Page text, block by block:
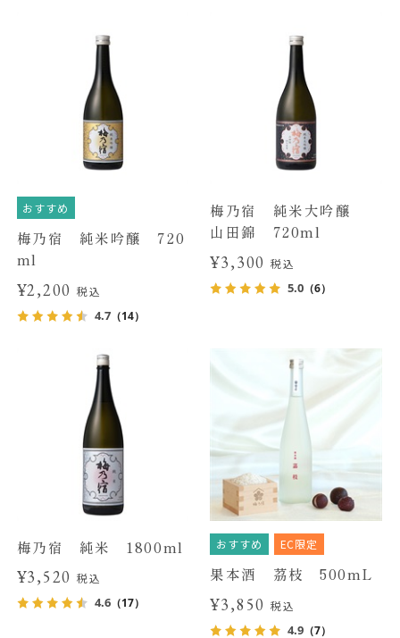
おすすめ
梅乃宿 純米吟醸 720
ml
¥2,200税込
4.7（14）
梅乃宿 純米大吟醸
山田錦 720ml
¥3,300 税込
5.0 （6）
梅乃宿 純米 1800ml
¥3,520税込
4.6（17）
おすすめ EC限定
果本酒 茘枝 500mL
¥3,850 税込
4.9 （7）